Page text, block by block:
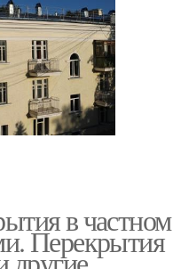
в частном
Перекрытия